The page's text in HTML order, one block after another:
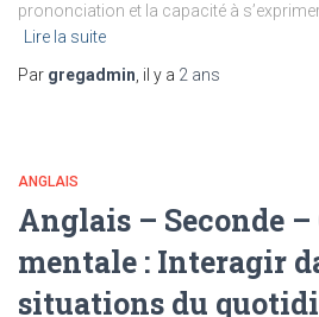
prononciation et la capacité à
Lire la suite
Par gregadmin , il y a 2 ans
ANGLAIS
Anglais – Seconde –
mentale : Interagir
situations du